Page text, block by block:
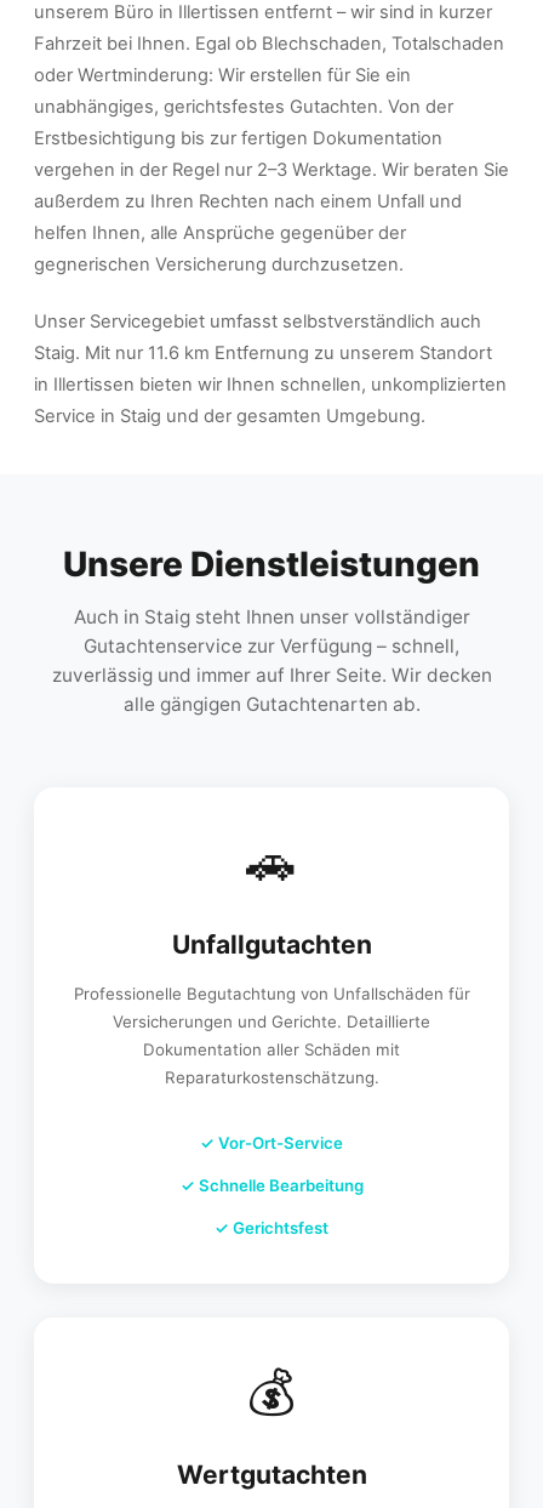
unserem Büro in Illertissen entfernt – wir sind in kurzer
Fahrzeit bei Ihnen. Egal ob Blechschaden, Totalschaden
oder Wertminderung: Wir erstellen für Sie ein
unabhängiges, gerichtsfestes Gutachten. Von der
Erstbesichtigung bis zur fertigen Dokumentation
vergehen in der Regel nur 2–3 Werktage. Wir beraten Sie
außerdem zu Ihren Rechten nach einem Unfall und
helfen Ihnen, alle Ansprüche gegenüber der
gegnerischen Versicherung durchzusetzen.
Unser Servicegebiet umfasst selbstverständlich auch
Staig. Mit nur 11.6 km Entfernung zu unserem Standort
in Illertissen bieten wir Ihnen schnellen, unkomplizierten
Service in Staig und der gesamten Umgebung.
Unsere Dienstleistungen
Auch in Staig steht Ihnen unser vollständiger
Gutachtenservice zur Verfügung – schnell,
zuverlässig und immer auf Ihrer Seite. Wir decken
alle gängigen Gutachtenarten ab.
🚗
Unfallgutachten
Professionelle Begutachtung von Unfallschäden für
Versicherungen und Gerichte. Detaillierte
Dokumentation aller Schäden mit
Reparaturkostenschätzung.
✓ Vor-Ort-Service
✓ Schnelle Bearbeitung
✓ Gerichtsfest
💰
Wertgutachten